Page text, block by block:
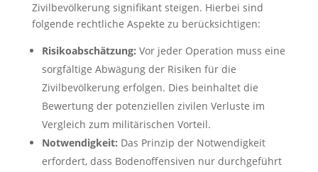
Zivilbevölkerung signifikant steigen. Hierbei sind
folgende rechtliche Aspekte zu berücksichtigen:
Risikoabschätzung: Vor jeder Operation muss eine
sorgfältige Abwägung der Risiken für die
Zivilbevölkerung erfolgen. Dies beinhaltet die
Bewertung der potenziellen zivilen Verluste im
Vergleich zum militärischen Vorteil.
Notwendigkeit: Das Prinzip der Notwendigkeit
erfordert, dass Bodenoffensiven nur durchgeführt